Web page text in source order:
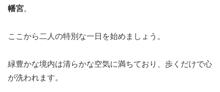
幡宮。
ここから二人の特別な一日を始めましょう。
緑豊かな境内は清らかな空気に満ちており、歩くだけで心
が洗われます。